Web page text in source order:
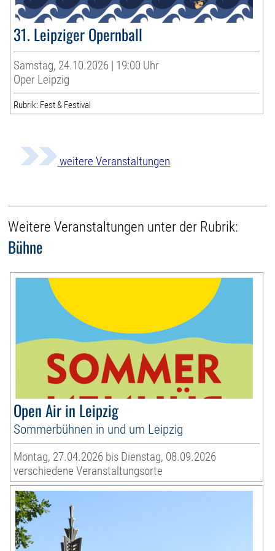
31. Leipziger Opernball
Samstag, 24.10.2026 | 19:00 Uhr
Oper Leipzig
Rubrik: Fest & Festival
weitere Veranstaltungen
Weitere Veranstaltungen unter der Rubrik:
Bühne
Open Air in Leipzig
Sommerbühnen in und um Leipzig
Montag, 27.04.2026 bis Dienstag, 08.09.2026
verschiedene Veranstaltungsorte